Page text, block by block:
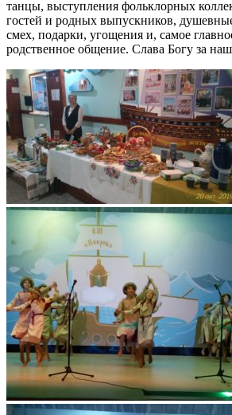
танцы, выступления фольклорных
гостей и родных выпускников,
смех, подарки, угощения и, самое
родственное общение. Слава Богу за